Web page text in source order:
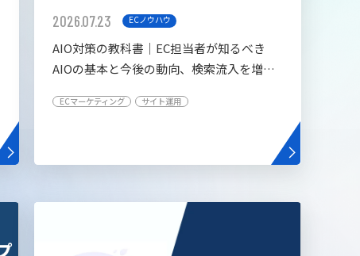
2026.07.23 ECノウハウ
AIO対策の教科書│EC担当者が知るべき
AIOの基本と今後の動向、検索流入を増や
ECマーケティング サイト運用